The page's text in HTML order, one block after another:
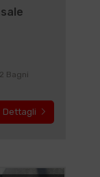
2 Bagni
Dettagli